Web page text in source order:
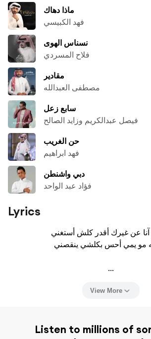
ماذا دهاك
فهد الكبيسي
نسناس الهوى
فلاح المسردي
مقادير
مصطفى العبدالله
سابع زعل
فيصل عبدالكريم وزايد الصالح
حن الغريب
فهد ابراهيم
دبي واشنطن
فؤاد عبد الواحد
Lyrics
عن غيرك أقدر كلش أستغني
مو يمي أحس بكلشي ينقصني
...
View More
Listen to millions of